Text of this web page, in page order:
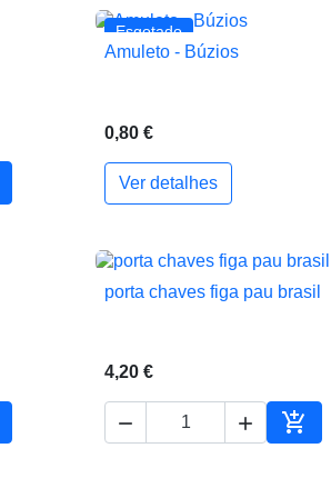
ao carrinho
Esgotado
 Vista rápida
Amuleto - Búzios
0,80 €
Ver detalhes
ao carrinho
 Vista rápida
porta chaves figa pau brasil
4,20 €
  